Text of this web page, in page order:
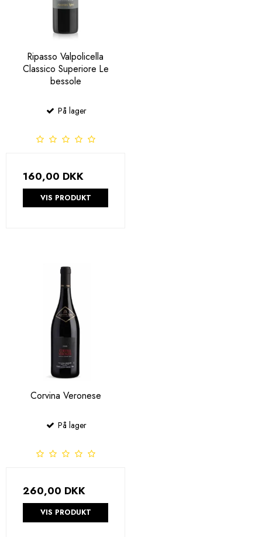
Ripasso Valpolicella
Classico Superiore Le
bessole
På lager
160,00 DKK
VIS PRODUKT
Corvina Veronese
På lager
260,00 DKK
VIS PRODUKT